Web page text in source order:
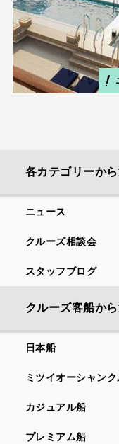
各カテゴリーか
ニュース
クルーズ相談会
スタッフブログ
クルーズ客船か
日本船
ミツイオーシャン
カジュアル船
プレミアム船